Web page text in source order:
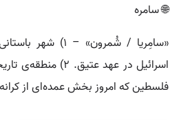
🌐 سامره
«سامِریا / شُمرون» –
اسرائیل در عهد
فلسطین که امروز بخش عمده‌ای از